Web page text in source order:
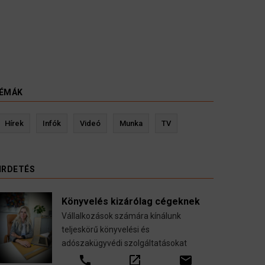
Kevin Ressler biztosítási szakértő
Hírek Infók Videó Munka TV
Könyvelés kizárólag cégeknek
Vállalkozások számára kínálunk
teljeskörű könyvelési és
adószakügyvédi szolgáltatásokat
call open_in_new email